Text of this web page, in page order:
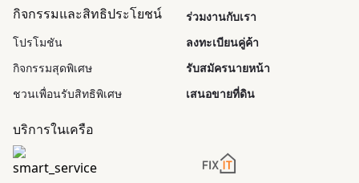
กิจกรรมและสิทธิประโยชน์
โปรโมชัน
กิจกรรมสุดพิเศษ
ชวนเพื่อนรับสิทธิพิเศษ
ร่วมงานกับเรา
ลงทะเบียนคู่ค้า
รับสมัครนายหน้า
เสนอขายที่ดิน
บริการในเครือ